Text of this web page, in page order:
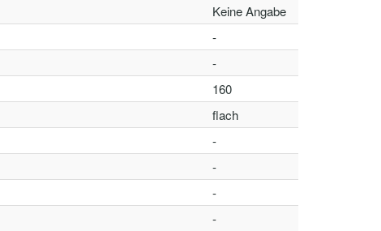
Keine Angabe
-
-
160
flach
-
-
-
-